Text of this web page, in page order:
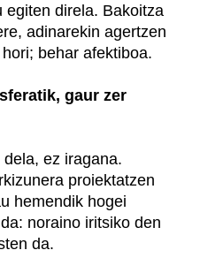
egiten direla. Bakoitza
adinarekin agertzen
behar afektiboa.
gaur zer
ez iragana.
proiektatzen
hemendik hogei
noraino iritsiko den
da.